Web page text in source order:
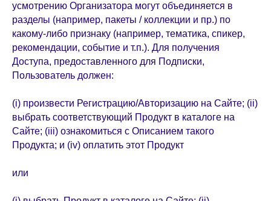
усмотрению Организатора могут объединяется в
разделы (например, пакеты / коллекции и пр.) по
какому-либо признаку (например, тематика, спикер,
рекомендации, событие и т.п.). Для получения
Доступа, предоставленного для Подписки,
Пользователь должен:
(i) произвести Регистрацию/Авторизацию на Сайте; (ii)
выбрать соответствующий Продукт в каталоге на
Сайте; (iii) ознакомиться с Описанием такого
Продукта; и (iv) оплатить этот Продукт
или